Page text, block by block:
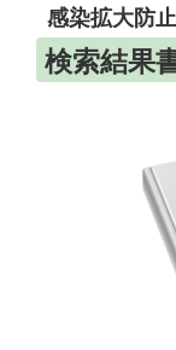
感染拡大防
検索結果